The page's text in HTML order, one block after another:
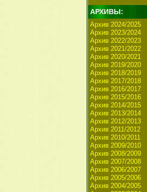
АРХИВЫ:
Архив 2024/2025
Архив 2023/2024
Архив 2022/2023
Архив 2021/2022
Архив 2020/2021
Архив 2019/2020
Архив 2018/2019
Архив 2017/2018
Архив 2016/2017
Архив 2015/2016
Архив 2014/2015
Архив 2013/2014
Архив 2012/2013
Архив 2011/2012
Архив 2010/2011
Архив 2009/2010
Архив 2008/2009
Архив 2007/2008
Архив 2006/2007
Архив 2005/2006
Архив 2004/2005